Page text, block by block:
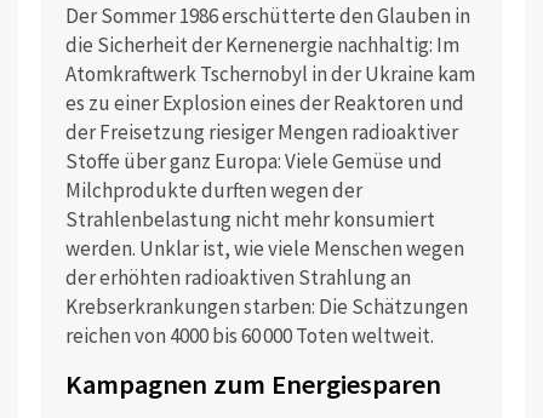
Der Sommer 1986 erschütterte den Glauben in
die Sicherheit der Kernenergie nachhaltig: Im
Atomkraftwerk Tschernobyl in der Ukraine kam
es zu einer Explosion eines der Reaktoren und
der Freisetzung riesiger Mengen radioaktiver
Stoffe über ganz Europa: Viele Gemüse und
Milchprodukte durften wegen der
Strahlenbelastung nicht mehr konsumiert
werden. Unklar ist, wie viele Menschen wegen
der erhöhten radioaktiven Strahlung an
Krebserkrankungen starben: Die Schätzungen
reichen von 4000 bis 60 000 Toten weltweit.
Kampagnen zum Energiesparen